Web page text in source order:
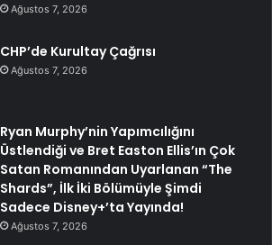
Ağustos 7, 2026
CHP’de Kurultay Çağrısı
Ağustos 7, 2026
Ryan Murphy’nin Yapımcılığını
Üstlendiği ve Bret Easton Ellis’ın Çok
Satan Romanından Uyarlanan “The
Shards”, İlk İki Bölümüyle Şimdi
Sadece Disney+’ta Yayında!
Ağustos 7, 2026